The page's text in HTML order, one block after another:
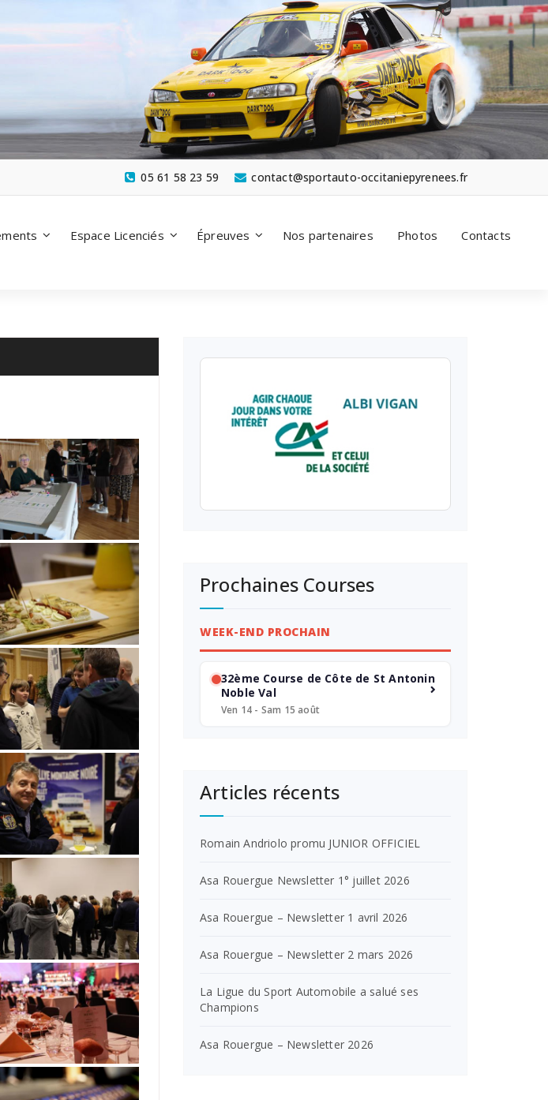
contact@sportauto-occitaniepyrenees.fr
05 61 58 23 59
Espace Licenciés Épreuves Nos partenaires Photos Contacts
Prochaines Courses
WEEK-END PROCHAIN
32ème Course de Côte de St Antonin
Noble Val
Ven 14 - Sam 15 août
Articles récents
Romain Andriolo promu JUNIOR OFFICIEL
Asa Rouergue Newsletter 1° juillet 2026
Asa Rouergue – Newsletter 1 avril 2026
Asa Rouergue – Newsletter 2 mars 2026
La Ligue du Sport Automobile a salué ses
Champions
Asa Rouergue – Newsletter 2026